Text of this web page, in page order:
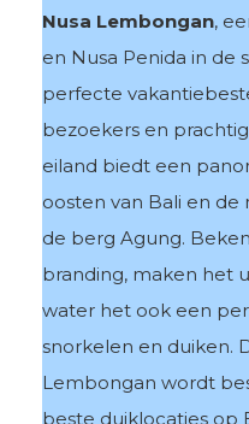
Nusa Lembongan,
en Nusa Penida in de
perfecte
bezoekers en
eiland biedt een
oosten van Bali en de
de berg Agung.
branding, maken het
water het ook een
snorkelen en duiken.
Lembongan wordt
beste duiklocaties op